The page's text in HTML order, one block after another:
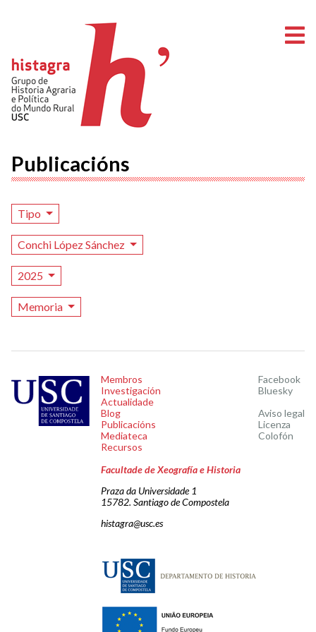
Publicacións
Tipo
Conchi López Sánchez
2025
Memoria
Membros
Investigación
Actualidade
Blog
Publicacións
Mediateca
Recursos
Facebook
Bluesky
Aviso legal
Licenza
Colofón
Facultade de Xeografía e Historia
Praza da Universidade 1
15782. Santiago de Compostela
histagra@usc.es